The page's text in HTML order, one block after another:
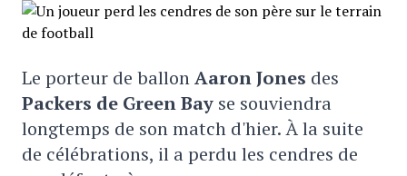
Le porteur de ballonAaron Jones des
Packers de Green Bay se souviendra
longtemps de son match d'hier. À la suite
de célébrations, il a perdu les cendres de